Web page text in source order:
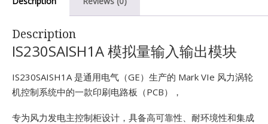
Description
IS230SAISH1A 模拟量输入输出模块
IS230SAISH1A 是通用电气（GE）生产的 Mark VIe 风力涡轮
机控制系统中的一款印刷电路板（PCB），
专为风力发电主控制柜设计，具备高可靠性、耐环境性和集成